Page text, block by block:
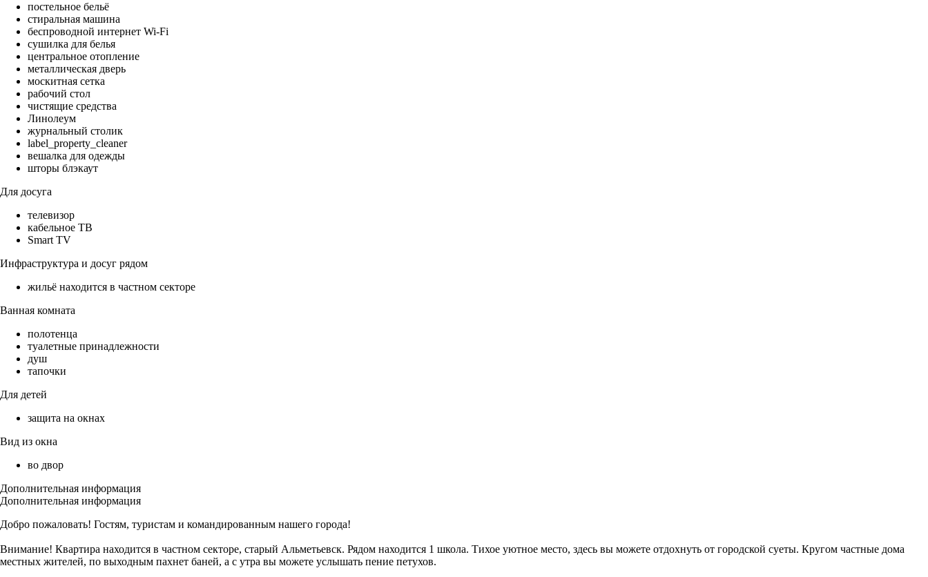
постельное бельё
стиральная машина
беспроводной интернет Wi-Fi
сушилка для белья
центральное отопление
металлическая дверь
москитная сетка
рабочий стол
чистящие средства
Линолеум
журнальный столик
label_property_cleaner
вешалка для одежды
шторы блэкаут
Для досуга
телевизор
кабельное ТВ
Smart TV
Инфраструктура и досуг рядом
жильё находится в частном секторе
Ванная комната
полотенца
туалетные принадлежности
душ
тапочки
Для детей
защита на окнах
Вид из окна
во двор
Дополнительная информация
Дополнительная информация
Добро пожаловать! Гостям, туристам и командированным нашего города!
Внимание! Квартира находится в частном секторе, старый Альметьевск. Рядом находится 1 школа. Тихое уютное место, здесь вы можете отдохнуть от городской суеты. Кругом частные дома
местных жителей, по выходным пахнет баней, а с утра вы можете услышать пение петухов.